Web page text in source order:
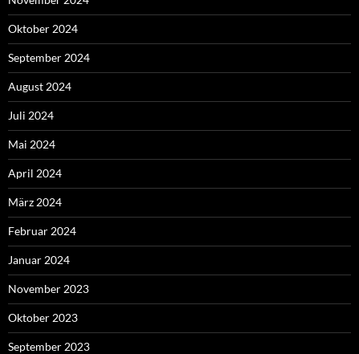
Oktober 2024
September 2024
August 2024
Juli 2024
Mai 2024
April 2024
März 2024
Februar 2024
Januar 2024
November 2023
Oktober 2023
September 2023